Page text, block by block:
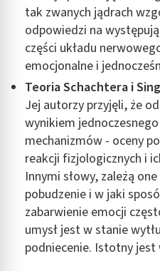
tak zwanych jądrach
odpowiedzi na
części układu
emocjonalne i
Teoria Schachtera i
Jej autorzy przyjęli, że
wynikiem
mechanizmów - oceny
reakcji fizjologicznych i
Innymi słowy, zależą
pobudzenie i w jaki
zabarwienie emocji
umysł jest w stanie
podniecenie. Istotny